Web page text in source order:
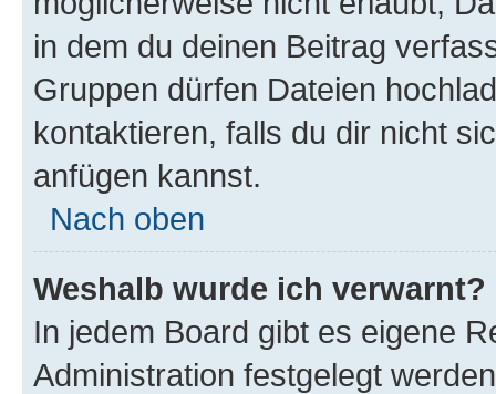
in dem du deinen Beitrag
Gruppen dürfen Dateien
kontaktieren, falls du dir nicht
anfügen kannst.
Nach oben
Weshalb wurde ich verwarnt?
In jedem Board gibt es eigene
Administration festgelegt